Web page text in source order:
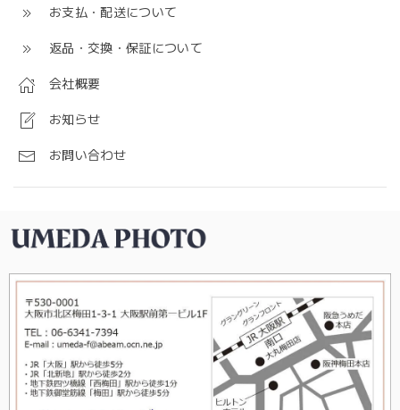
お支払・配送について
返品・交換・保証について
会社概要
お知らせ
お問い合わせ